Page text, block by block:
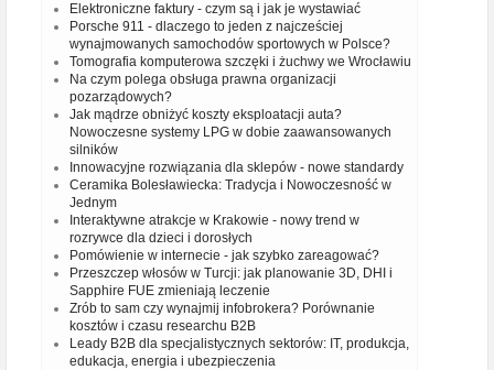
Elektroniczne faktury - czym są i jak je wystawiać
Porsche 911 - dlaczego to jeden z najcześciej
wynajmowanych samochodów sportowych w Polsce?
Tomografia komputerowa szczęki i żuchwy we Wrocławiu
Na czym polega obsługa prawna organizacji
pozarządowych?
Jak mądrze obniżyć koszty eksploatacji auta?
Nowoczesne systemy LPG w dobie zaawansowanych
silników
Innowacyjne rozwiązania dla sklepów - nowe standardy
Ceramika Bolesławiecka: Tradycja i Nowoczesność w
Jednym
Interaktywne atrakcje w Krakowie - nowy trend w
rozrywce dla dzieci i dorosłych
Pomówienie w internecie - jak szybko zareagować?
Przeszczep włosów w Turcji: jak planowanie 3D, DHI i
Sapphire FUE zmieniają leczenie
Zrób to sam czy wynajmij infobrokera? Porównanie
kosztów i czasu researchu B2B
Leady B2B dla specjalistycznych sektorów: IT, produkcja,
edukacja, energia i ubezpieczenia